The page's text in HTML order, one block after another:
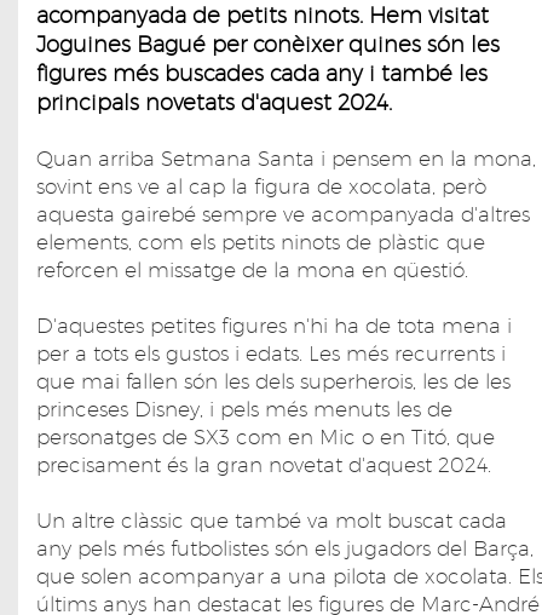
acompanyada de petits ninots. Hem visitat
Joguines Bagué per conèixer quines són les
figures més buscades cada any i també les
principals novetats d'aquest 2024.
Quan arriba Setmana Santa i pensem en la mona,
sovint ens ve al cap la figura de xocolata, però
aquesta gairebé sempre ve acompanyada d'altres
elements, com els petits ninots de plàstic que
reforcen el missatge de la mona en qüestió.
D'aquestes petites figures n'hi ha de tota mena i
per a tots els gustos i edats. Les més recurrents i
que mai fallen són les dels superherois, les de les
princeses Disney, i pels més menuts les de
personatges de SX3 com en Mic o en Titó, que
precisament és la gran novetat d'aquest 2024.
Un altre clàssic que també va molt buscat cada
any pels més futbolistes són els jugadors del Barça,
que solen acompanyar a una pilota de xocolata.
últims anys han destacat les figures de Marc-André